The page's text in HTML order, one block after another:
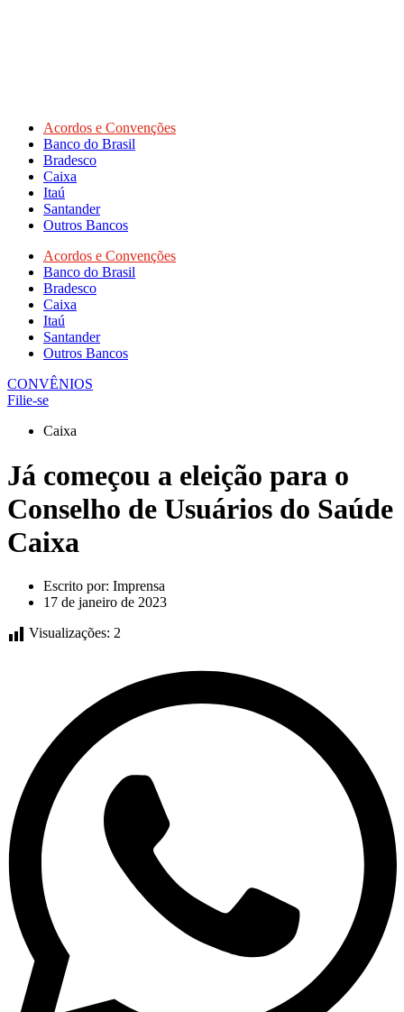
Acordos e Convenções
Banco do Brasil
Bradesco
Caixa
Itaú
Santander
Outros Bancos
Acordos e Convenções
Banco do Brasil
Bradesco
Caixa
Itaú
Santander
Outros Bancos
CONVÊNIOS
Filie-se
Caixa
Já começou a eleição para o
Conselho de Usuários do Saúde
Caixa
Escrito por: Imprensa
17 de janeiro de 2023
Visualizações: 2